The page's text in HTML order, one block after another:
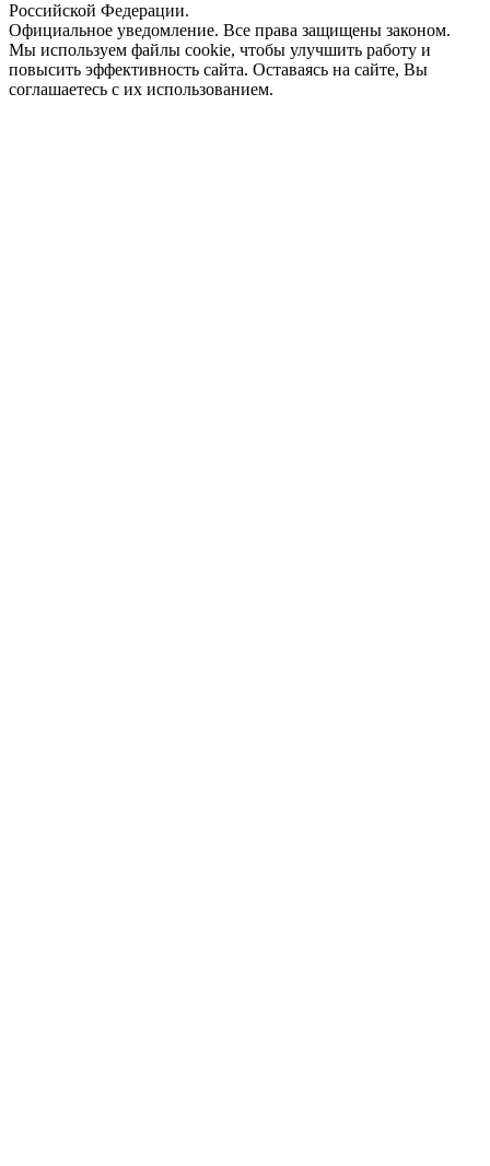
Российской Федерации.
Официальное уведомление. Все права защищены законом.
Мы используем файлы cookie, чтобы улучшить работу и
повысить эффективность сайта. Оставаясь на сайте, Вы
соглашаетесь с их использованием.